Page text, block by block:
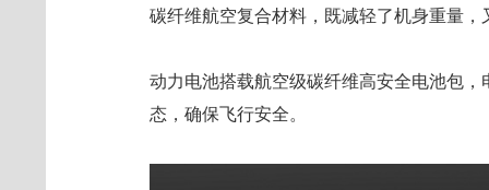
碳纤维航空复合材料，既减轻了机身重量，
动力电池搭载航空级碳纤维高安全电池包
态，确保飞行安全。